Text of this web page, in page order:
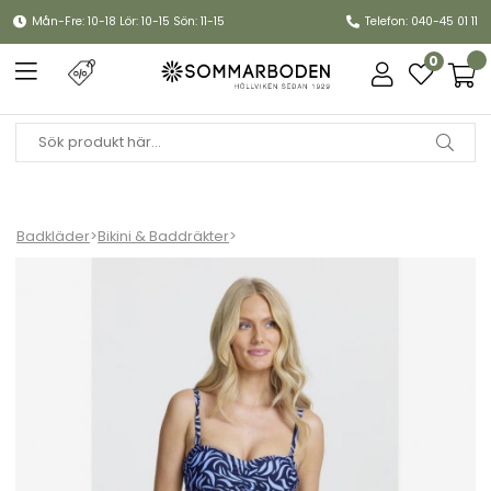
Mån-Fre: 10-18 Lör: 10-15 Sön: 11-15 Telefon: 040-45 01 11
0
Badkläder>Bikini & Baddräkter>